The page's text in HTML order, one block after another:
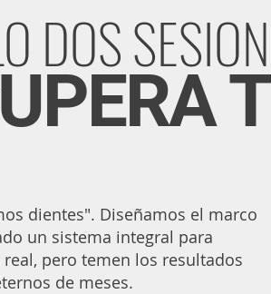
DOS
dientes". Diseñamos el marco
un sistema integral para
pero temen los resultados
de meses.